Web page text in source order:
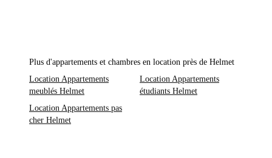
Plus d'appartements et chambres en location près de Helmet
Location Appartements
meublés Helmet
Location Appartements
étudiants Helmet
Location Appartements pas
cher Helmet